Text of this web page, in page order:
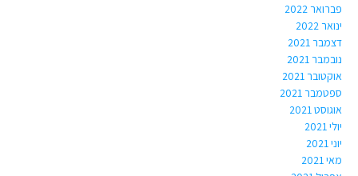
פברואר 2022
ינואר 2022
דצמבר 2021
נובמבר 2021
אוקטובר 2021
ספטמבר 2021
אוגוסט 2021
יולי 2021
יוני 2021
מאי 2021